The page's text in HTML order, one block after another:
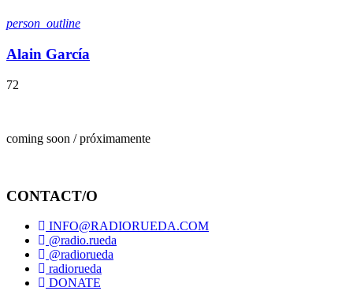
person_outline
Alain García
72
coming soon / próximamente
CONTACT/O
INFO@RADIORUEDA.COM
@radio.rueda
@radiorueda
radiorueda
DONATE